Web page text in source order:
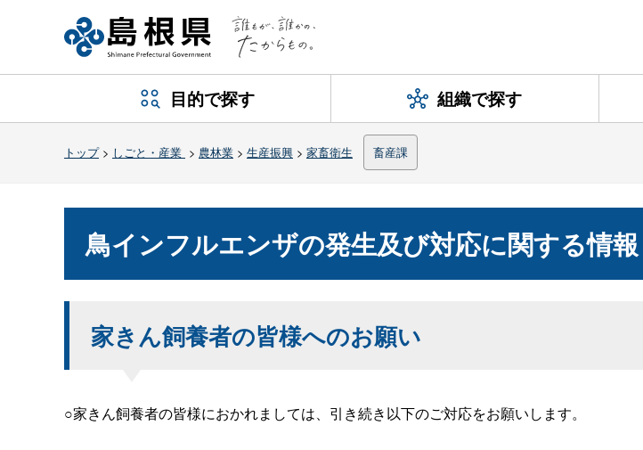
目的で探す 組織で探す
トップ> しごと・産業 > 農林業 > 生産振興 > 家畜衛生 畜産課
鳥インフルエンザの発生及び対応に関する情報
家きん飼養者の皆様へのお願い
○家きん飼養者の皆様におかれましては、引き続き以下のご対応をお願いします。